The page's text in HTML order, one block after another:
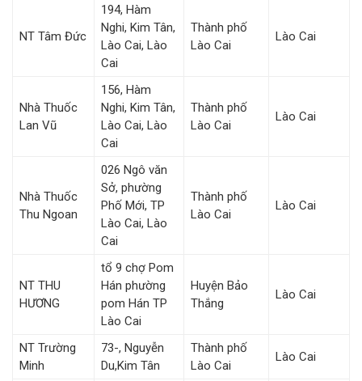
NT Tâm Đức
194, Hàm
Nghi, Kim Tân,
Lào Cai, Lào
Cai
Thành phố
Lào Cai
Lào Cai
Nhà Thuốc
Lan Vũ
156, Hàm
Nghi, Kim Tân,
Lào Cai, Lào
Cai
Thành phố
Lào Cai
Lào Cai
Nhà Thuốc
Thu Ngoan
026 Ngô văn
Sở, phường
Phố Mới, TP
Lào Cai, Lào
Cai
Thành phố
Lào Cai
Lào Cai
NT THU
HƯƠNG
tổ 9 chợ Pom
Hán phường
pom Hán TP
Lào Cai
Huyện Bảo
Thắng
Lào Cai
NT Trường
Minh
73-, Nguyễn
Du,Kim Tân
Thành phố
Lào Cai
Lào Cai